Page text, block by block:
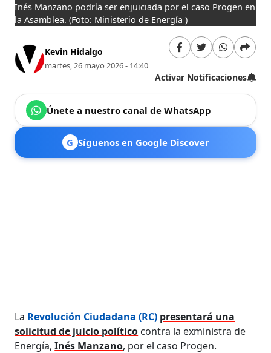
Inés Manzano podría ser enjuiciada por el caso Progen en
la Asamblea. (Foto: Ministerio de Energía )
Kevin Hidalgo
martes, 26 mayo 2026 - 14:40
Activar Notificaciones
Únete a nuestro canal de WhatsApp
G Síguenos en Google Discover
La Revolución Ciudadana (RC) presentará una
solicitud de juicio político contra la exministra de
Energía,Inés Manzano, por el caso Progen.